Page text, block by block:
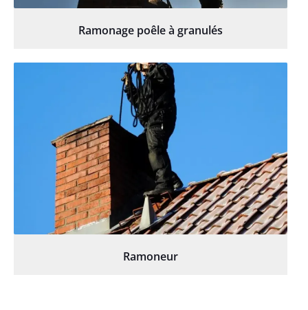
Ramonage poêle à granulés
Ramoneur